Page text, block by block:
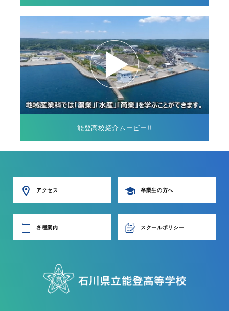
能登高校紹介ムービー!!
アクセス 卒業生の方へ
各種案内 スクールポリシー